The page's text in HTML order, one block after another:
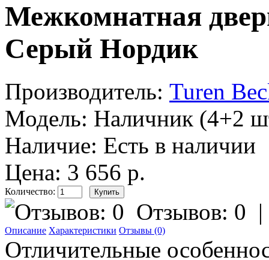
Межкомнатная
Серый Нордик
Производитель: Turen
Модель: Наличник (4+2
Наличие: Есть в наличии
Цена: 3 656 р.
Количество:
Отзывов: 0
Описание Характеристики Отзывы (0)
Отличительные